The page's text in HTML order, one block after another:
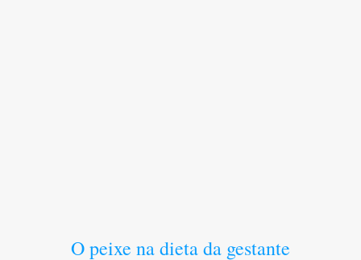
O peixe na dieta da gestante